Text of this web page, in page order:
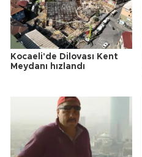
Kocaeli'de Dilovası Kent
Meydanı hızlandı